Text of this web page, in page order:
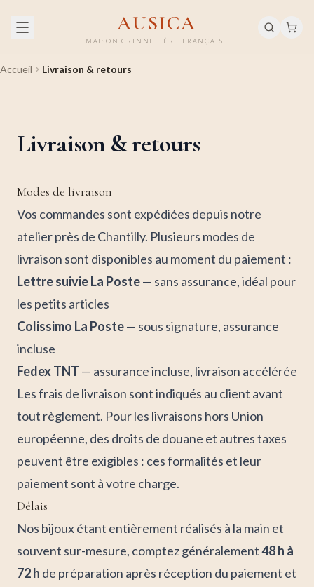
AUSICA
MAISON CRINNELIÈRE FRANÇAISE
Accueil Livraison & retours
Livraison & retours
Modes de livraison
Vos commandes sont expédiées depuis notre
atelier près de Chantilly. Plusieurs modes de
livraison sont disponibles au moment du paiement :
Lettre suivie La Poste— sans assurance, idéal pour
les petits articles
Colissimo La Poste— sous signature, assurance
incluse
Fedex TNT — assurance incluse, livraison accélérée
Les frais de livraison sont indiqués au client avant
tout règlement. Pour les livraisons hors Union
européenne, des droits de douane et autres taxes
peuvent être exigibles : ces formalités et leur
paiement sont à votre charge.
Délais
Nos bijoux étant entièrement réalisés à la main et
souvent sur-mesure, comptez généralement48 h à
72 h de préparation après réception du paiement et